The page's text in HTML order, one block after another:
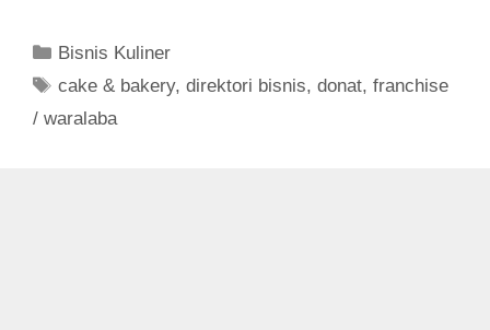
C
a
Bisnis Kuliner
T
a
cake & bakery,direktori bisnis,donat,franchise
/ waralaba